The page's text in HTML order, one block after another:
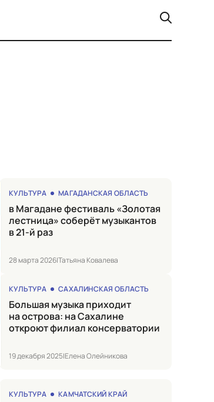
КУЛЬТУРА МАГАДАНСКАЯ ОБЛАСТЬ
в Магадане фестиваль «Золотая
лестница» соберёт музыкантов
в 21-й раз
28 марта 2026|Татьяна Ковалева
КУЛЬТУРА САХАЛИНСКАЯ ОБЛАСТЬ
Большая музыка приходит
на острова: на Сахалине
откроют филиал консерватории
19 декабря 2025|Елена Олейникова
КУЛЬТУРА КАМЧАТСКИЙ КРАЙ